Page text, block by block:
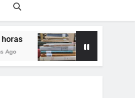
Del valor en la literatura
2 Semanas Ago